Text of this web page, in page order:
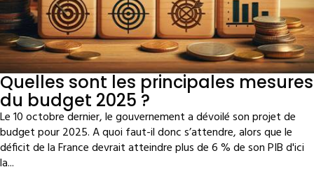
Quelles sont les principales mesures
du budget 2025 ?
Le 10 octobre dernier, le gouvernement a dévoilé son projet de
budget pour 2025. A quoi faut-il donc s’attendre, alors que le
déficit de la France devrait atteindre plus de 6 % de son PIB d'ici
la...